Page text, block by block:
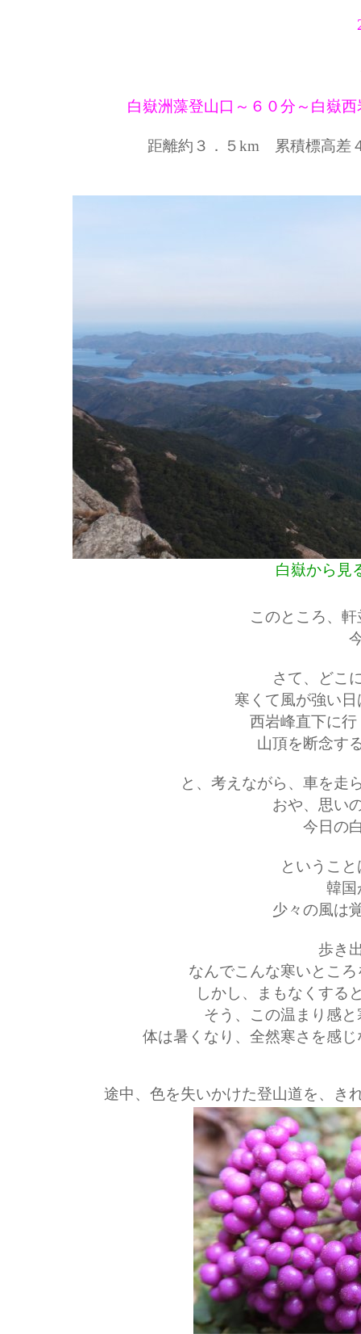
白嶽洲藻登山口～６０分～白嶽
距離約３．５km 累積標高
白嶽から見
このところ、
さて、どこ
寒くて風が強い
西岩峰直下に
山頂を断念す
と、考えながら、車を走
おや、思い
今日の
というこ
韓国
少々の風は
歩き
なんでこんな寒いとこ
しかし、まもなくする
そう、この温まり感
体は暑くなり、全然寒さを感
途中、色を失いかけた登山道を、き